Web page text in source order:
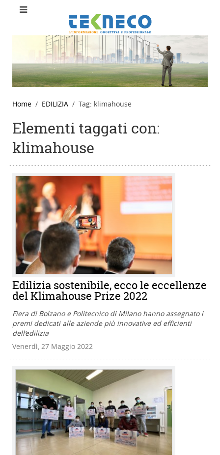
Home EDILIZIA Tag: klimahouse
Elementi taggati con:
klimahouse
Edilizia sostenibile, ecco le eccellenze
del Klimahouse Prize 2022
Fiera di Bolzano e Politecnico di Milano hanno assegnato i
premi dedicati alle aziende più innovative ed efficienti
dell’edilizia
Venerdì, 27 Maggio 2022